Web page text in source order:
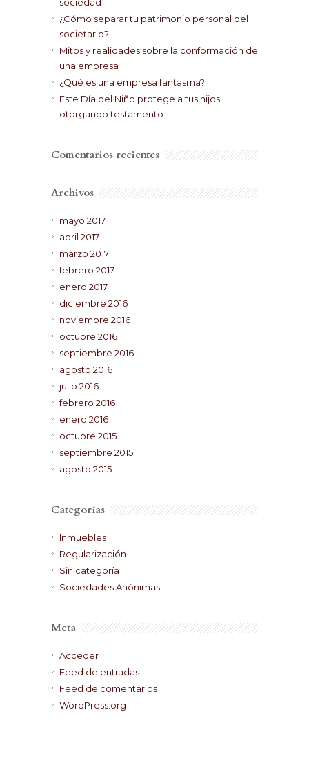
¿Cómo separar tu patrimonio personal del
societario?
Mitos y realidades sobre la conformación de
una empresa
¿Qué es una empresa fantasma?
Este Día del Niño protege a tus hijos
otorgando testamento
Comentarios recientes
Archivos
mayo 2017
abril 2017
marzo 2017
febrero 2017
enero 2017
diciembre 2016
noviembre 2016
octubre 2016
septiembre 2016
agosto 2016
julio 2016
febrero 2016
enero 2016
octubre 2015
septiembre 2015
agosto 2015
Categorías
Inmuebles
Regularización
Sin categoría
Sociedades Anónimas
Meta
Acceder
Feed de entradas
Feed de comentarios
WordPress.org